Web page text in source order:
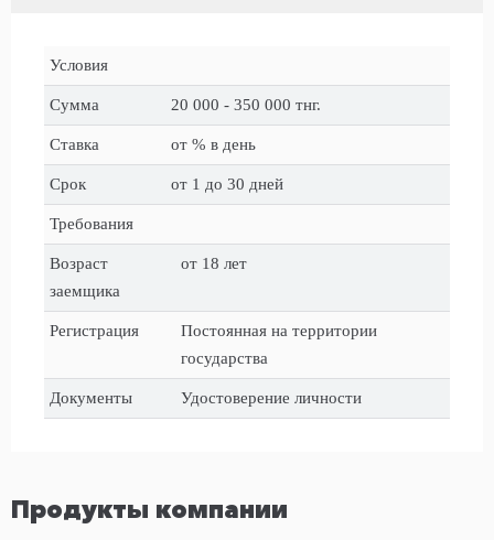
Условия
Сумма 20 000 - 350 000 тнг.
Ставка от % в день
Срок от 1 до 30 дней
Требования
Возраст
заемщика
от 18 лет
Регистрация
Постоянная на территории
государства
Документы Удостоверение личности
Продукты компании